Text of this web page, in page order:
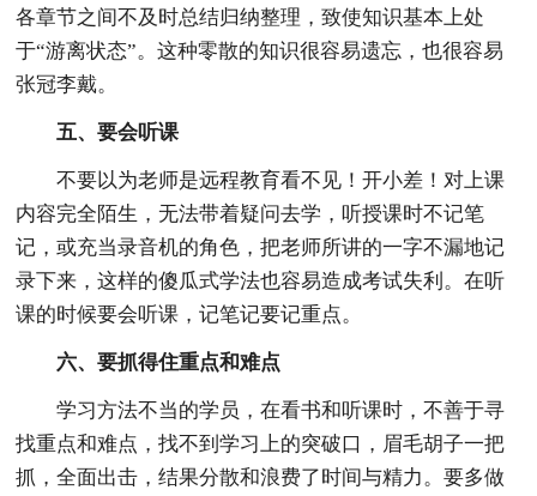
各章节之间不及时总结归纳整理，致使知识基本上处
于“游离状态”。这种零散的知识很容易遗忘，也很容易
张冠李戴。
五、要会听课
不要以为老师是远程教育看不见！开小差！对上课
内容完全陌生，无法带着疑问去学，听授课时不记笔
记，或充当录音机的角色，把老师所讲的一字不漏地记
录下来，这样的傻瓜式学法也容易造成考试失利。在听
课的时候要会听课，记笔记要记重点。
六、要抓得住重点和难点
学习方法不当的学员，在看书和听课时，不善于寻
找重点和难点，找不到学习上的突破口，眉毛胡子一把
抓，全面出击，结果分散和浪费了时间与精力。要多做